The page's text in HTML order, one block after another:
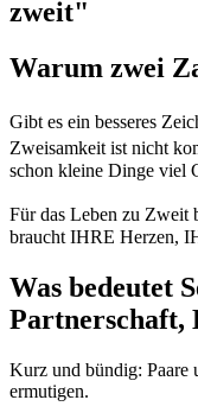
zweit"
Warum zwei
Gibt es ein besseres
Zweisamkeit ist nicht
schon kleine Dinge viel
Für das Leben zu
braucht IHRE Herzen,
Was bedeutet
Partnerschaft,
Kurz und bündig: Paare
ermutigen.